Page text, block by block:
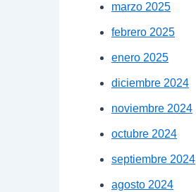
marzo 2025
febrero 2025
enero 2025
diciembre 2024
noviembre 2024
octubre 2024
septiembre 2024
agosto 2024